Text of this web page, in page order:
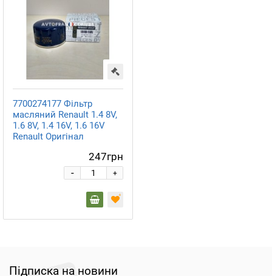
7700274177 Фільтр
масляний Renault 1.4 8V,
1.6 8V, 1.4 16V, 1.6 16V
Renault Оригінал
247грн
+
-
Підписка на новини